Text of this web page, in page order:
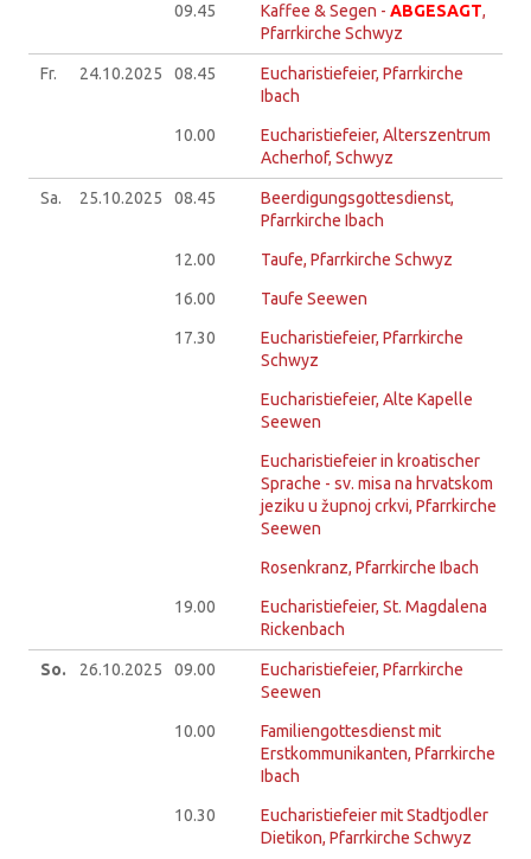
09.45 Kaffee & Segen - ABGESAGT,
Pfarrkirche Schwyz
Fr. 24.10.2025 08.45
Eucharistiefeier, Pfarrkirche
Ibach
10.00
Eucharistiefeier, Alterszentrum
Acherhof, Schwyz
Sa. 25.10.2025 08.45
Beerdigungsgottesdienst,
Pfarrkirche Ibach
12.00 Taufe, Pfarrkirche Schwyz
16.00 Taufe Seewen
17.30
Eucharistiefeier, Pfarrkirche
Schwyz
Eucharistiefeier, Alte Kapelle
Seewen
Eucharistiefeier in kroatischer
Sprache - sv. misa na hrvatskom
jeziku u župnoj crkvi, Pfarrkirche
Seewen
Rosenkranz, Pfarrkirche Ibach
19.00
Eucharistiefeier, St. Magdalena
Rickenbach
So. 26.10.2025 09.00
Eucharistiefeier, Pfarrkirche
Seewen
10.00
Familiengottesdienst mit
Erstkommunikanten, Pfarrkirche
Ibach
10.30
Eucharistiefeier mit Stadtjodler
Dietikon, Pfarrkirche Schwyz